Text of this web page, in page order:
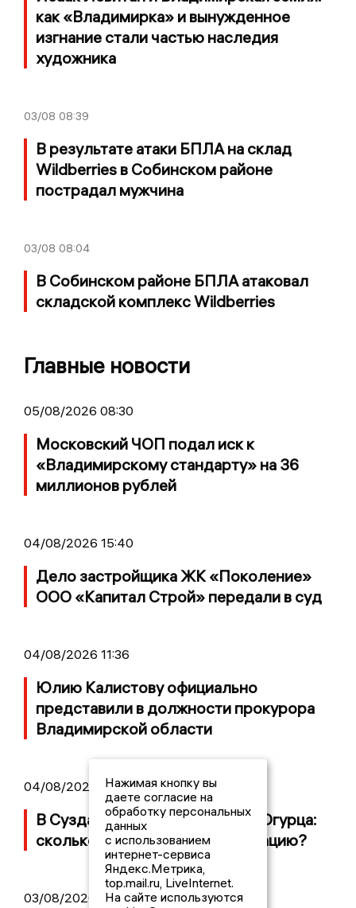
как «Владимирка» и вынужденное
изгнание стали частью наследия
художника
03/08 08:39
В результате атаки БПЛА на склад
Wildberries в Собинском районе
пострадал мужчина
03/08 08:04
В Собинском районе БПЛА атаковал
складской комплекс Wildberries
Главные новости
05/08/2026 08:30
Московский ЧОП подал иск к
«Владимирскому стандарту» на 36
миллионов рублей
04/08/2026 15:40
Дело застройщика ЖК «Поколение»
ООО «Капитал Строй» передали в суд
04/08/2026 11:36
Юлию Калистову официально
представили в должности прокурора
Владимирской области
04/08/2026 09:01
В Суздале прошёл Фестиваль Огурца:
сколько потратили на организацию?
03/08/2026 14:13
Нажимая кнопку вы
даете согласие на
обработку персональных
данных
с использованием
интернет-сервиса
Яндекс.Метрика,
top.mail.ru, LiveInternet.
На сайте используются